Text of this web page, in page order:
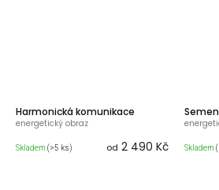
Harmonická komunikace
energetický obraz
Skladem (>5 ks) od 2 490 Kč Skladem